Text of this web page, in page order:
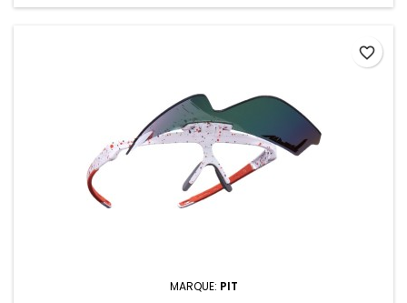
MARQUE: PIT
favorite_border